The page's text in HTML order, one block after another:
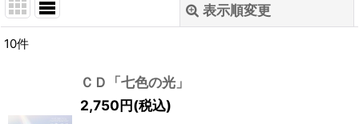
表示順変更
10件
ＣＤ「七色の光」
2,750円(税込)